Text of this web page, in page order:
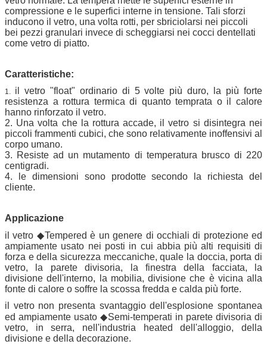
compressione e le superfici interne in tensione. Tali sforzi
inducono il vetro, una volta rotti, per sbriciolarsi nei piccoli
bei pezzi granulari invece di scheggiarsi nei cocci dentellati
come vetro di piatto.
Caratteristiche:
1. il vetro "float" ordinario di 5 volte più duro, la più forte
resistenza a rottura termica di quanto temprata o il calore
hanno rinforzato il vetro.
2. Una volta che la rottura accade, il vetro si disintegra nei
piccoli frammenti cubici, che sono relativamente inoffensivi al
corpo umano.
3. Resiste ad un mutamento di temperatura brusco di 220
centigradi.
4. le dimensioni sono prodotte secondo la richiesta del
cliente.
Applicazione
il vetro ◆Tempered è un genere di occhiali di protezione ed
ampiamente usato nei posti in cui abbia più alti requisiti di
forza e della sicurezza meccaniche, quale la doccia, porta di
vetro, la parete divisoria, la finestra della facciata, la
divisione dell'interno, la mobilia, divisione che è vicina alla
fonte di calore o soffre la scossa fredda e calda più forte.
il vetro non presenta svantaggio dell'esplosione spontanea
ed ampiamente usato ◆Semi-temperati in parete divisoria di
vetro, in serra, nell'industria heated dell'alloggio, della
divisione e della decorazione.